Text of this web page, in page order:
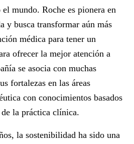
mundo. Roche es pionera en
y busca transformar aún más
médica para tener un
ofrecer la mejor atención a
se asocia con muchas
fortalezas en las áreas
con conocimientos basados
la práctica clínica.
la sostenibilidad ha sido una